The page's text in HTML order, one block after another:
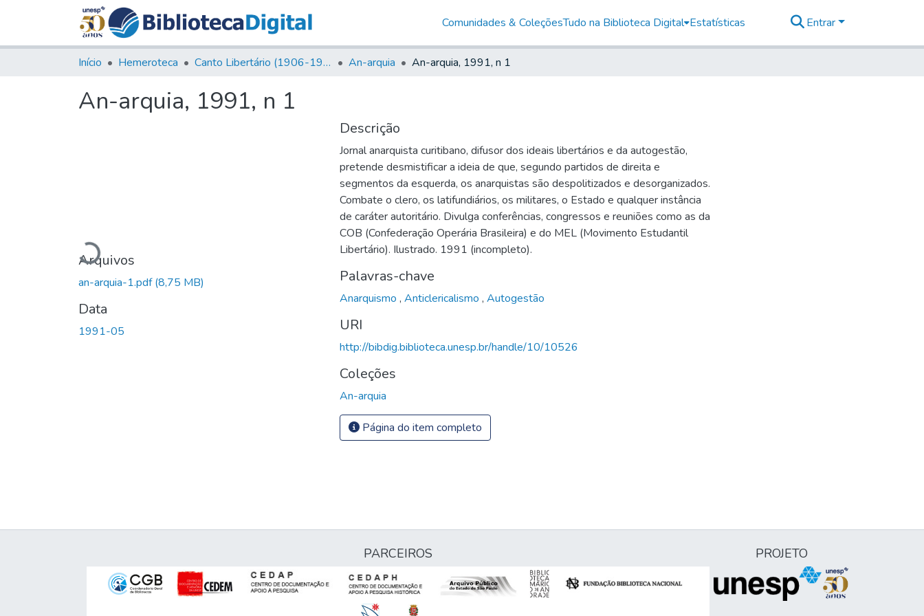
Comunidades & ColeçõesTudo na Biblioteca Digital Estatísticas Entrar
Início Hemeroteca Canto Libertário (1906-1995) An-arquia An-arquia, 1991, n 1
An-arquia, 1991, n 1
Carregando...
Arquivos
an-arquia-1.pdf(8,75 MB)
Data
1991-05
Descrição
Jornal anarquista curitibano, difusor dos ideais libertários e da autogestão,
pretende desmistificar a ideia de que, segundo partidos de direita e
segmentos da esquerda, os anarquistas são despolitizados e desorganizados.
Combate o clero, os latifundiários, os militares, o Estado e qualquer instância
de caráter autoritário. Divulga conferências, congressos e reuniões como as da
COB (Confederação Operária Brasileira) e do MEL (Movimento Estudantil
Libertário). Ilustrado. 1991 (incompleto).
Palavras-chave
Anarquismo , Anticlericalismo , Autogestão
URI
http://bibdig.biblioteca.unesp.br/handle/10/10526
Coleções
An-arquia
Página do item completo
PARCEIROS PROJETO